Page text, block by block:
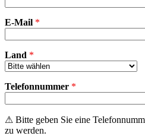
leer.
E-Mail *
Land *
Telefonnummer *
⚠ Bitte geben Sie eine
zu werden.